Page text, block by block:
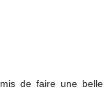
de faire une belle